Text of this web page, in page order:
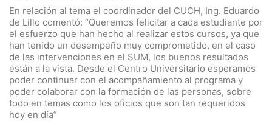
En relación al tema el coordinador del CUCH, Ing. Eduardo
de Lillo comentó: “Queremos felicitar a cada estudiante por
el esfuerzo que han hecho al realizar estos cursos, ya que
han tenido un desempeño muy comprometido, en el caso
de las intervenciones en el SUM, los buenos resultados
están a la vista. Desde el Centro Universitario esperamos
poder continuar con el acompañamiento al programa y
poder colaborar con la formación de las personas, sobre
todo en temas como los oficios que son tan requeridos
hoy en día”